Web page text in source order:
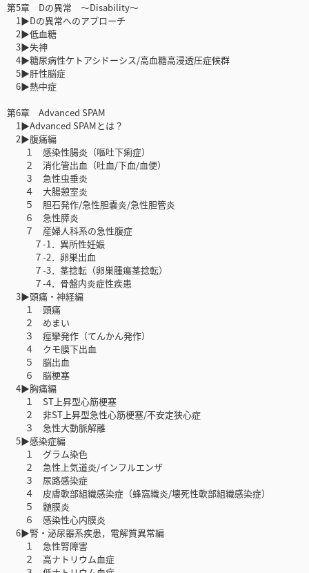
第5章 Dの異常 〜Disability〜
1▶Dの異常へのアプローチ
2▶低血糖
3▶失神
4▶糖尿病性ケトアシドーシス/高血糖高浸透圧症候群
5▶肝性脳症
6▶熱中症
第6章 Advanced SPAM
1▶Advanced SPAMとは？
2▶腹痛編
１ 感染性腸炎（嘔吐下痢症）
２ 消化管出血（吐血/下血/血便）
３ 急性虫垂炎
４ 大腸憩室炎
５ 胆石発作/急性胆嚢炎/急性胆管炎
６ 急性膵炎
７ 産婦人科系の急性腹症
７-1．異所性妊娠
７-2．卵巣出血
７-3．茎捻転（卵巣腫瘍茎捻転）
７-4．骨盤内炎症性疾患
3▶頭痛・神経編
１ 頭痛
２ めまい
３ 痙攣発作（てんかん発作）
４ クモ膜下出血
５ 脳出血
６ 脳梗塞
4▶胸痛編
１ ST上昇型心筋梗塞
２ 非ST上昇型急性心筋梗塞/不安定狭心症
３ 急性大動脈解離
5▶感染症編
１ グラム染色
２ 急性上気道炎/インフルエンザ
３ 尿路感染症
４ 皮膚軟部組織感染症（蜂窩織炎/壊死性軟部組織感染症）
５ 髄膜炎
６ 感染性心内膜炎
6▶腎・泌尿器系疾患，電解質異常編
１ 急性腎障害
２ 高ナトリウム血症